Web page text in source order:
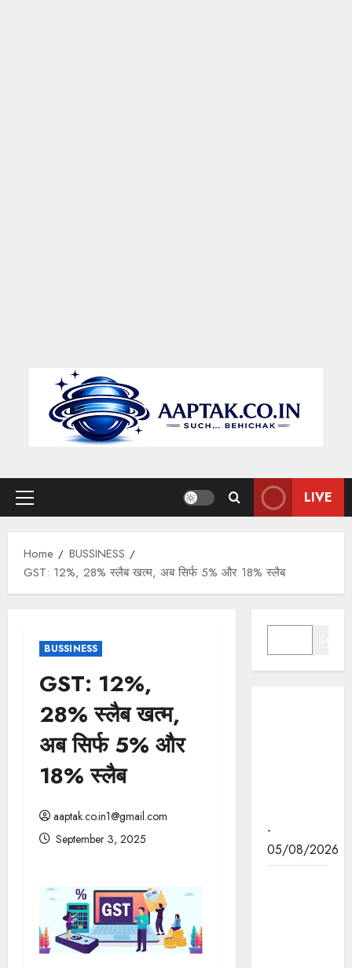
Primary
LIVE
Home
BUSSINESS
GST: 12%, 28% स्लैब खत्म, अब सिर्फ 5% और 18% स्लैब
BUSSINESS
GST: 12%,
28% स्लैब खत्म,
अब सिर्फ 5% और
18% स्लैब
aaptak.co.in1@gmail.com
September 3, 2025
-
05/08/2026